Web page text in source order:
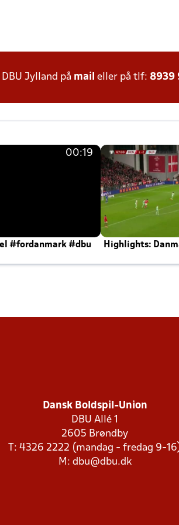
Jylland på mail eller på tlf: 8939
00:19
#fordanmark #dbu
Highlights:
Dansk Boldspil-Union
DBU Allé 1
2605 Brøndby
T: 4326 2222 (mandag - fredag 9-
M: dbu@dbu.dk